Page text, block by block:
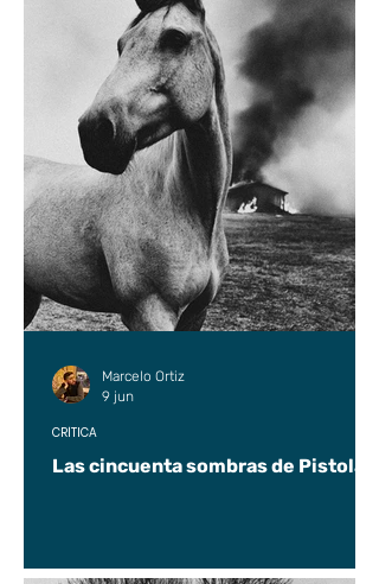
Las cincuenta sombras de Pistolas
CRÍTICA
Marcelo Ortiz
9 jun